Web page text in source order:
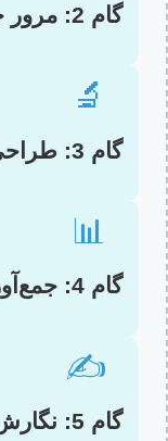
گام 2: مرور جامع ادبیات و پیشینه تحقیق
🔬
گام 3: طراحی روش تحقیق (کیفی، کمی، آمیخته)
📊
گام 4: جمع‌آوری و تحلیل دقیق داده‌ها
✍️
گام 5: نگارش علمی و منطقی گزارش نهایی